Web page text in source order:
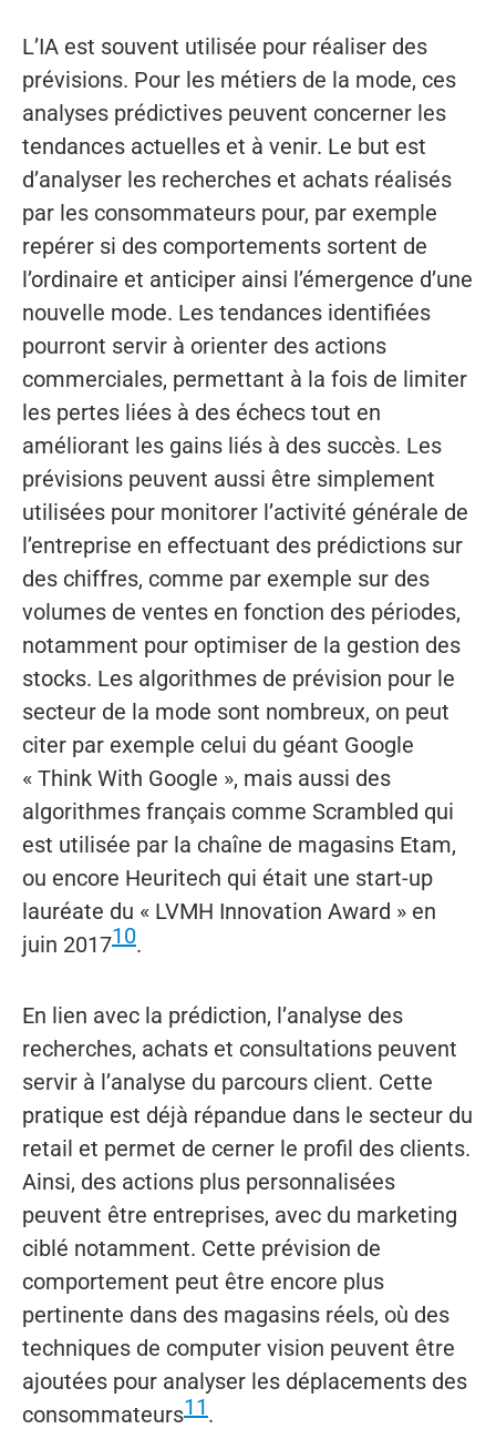
L’IA est souvent utilisée pour réaliser des
prévisions. Pour les métiers de la mode, ces
analyses prédictives peuvent concerner les
tendances actuelles et à venir. Le but est
d’analyser les recherches et achats réalisés
par les consommateurs pour, par exemple
repérer si des comportements sortent de
l’ordinaire et anticiper ainsi l’émergence d’une
nouvelle mode. Les tendances identifiées
pourront servir à orienter des actions
commerciales, permettant à la fois de limiter
les pertes liées à des échecs tout en
améliorant les gains liés à des succès. Les
prévisions peuvent aussi être simplement
utilisées pour monitorer l’activité générale de
l’entreprise en effectuant des prédictions sur
des chiffres, comme par exemple sur des
volumes de ventes en fonction des périodes,
notamment pour optimiser de la gestion des
stocks. Les algorithmes de prévision pour le
secteur de la mode sont nombreux, on peut
citer par exemple celui du géant Google
« Think With Google », mais aussi des
algorithmes français comme Scrambled qui
est utilisée par la chaîne de magasins Etam,
ou encore Heuritech qui était une start-up
lauréate du « LVMH Innovation Award » en
juin 201710.
En lien avec la prédiction, l’analyse des
recherches, achats et consultations peuvent
servir à l’analyse du parcours client. Cette
pratique est déjà répandue dans le secteur du
retail et permet de cerner le profil des clients.
Ainsi, des actions plus personnalisées
peuvent être entreprises, avec du marketing
ciblé notamment. Cette prévision de
comportement peut être encore plus
pertinente dans des magasins réels, où des
techniques de computer vision peuvent être
ajoutées pour analyser les déplacements des
consommateurs11.